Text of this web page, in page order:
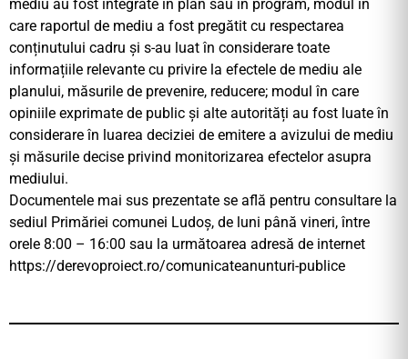
mediu au fost integrate în plan sau în program, modul în
care raportul de mediu a fost pregătit cu respectarea
conținutului cadru și s-au luat în considerare toate
informațiile relevante cu privire la efectele de mediu ale
planului, măsurile de prevenire, reducere; modul în care
opiniile exprimate de public și alte autorități au fost luate în
considerare în luarea deciziei de emitere a avizului de mediu
și măsurile decise privind monitorizarea efectelor asupra
mediului.
Documentele mai sus prezentate se află pentru consultare la
sediul Primăriei comunei Ludoș, de luni până vineri, între
orele 8:00 – 16:00 sau la următoarea adresă de internet
https://derevoproiect.ro/comunicateanunturi-publice